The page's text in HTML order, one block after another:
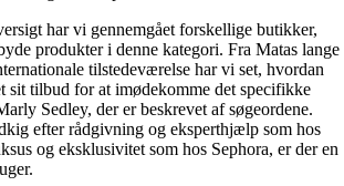
har vi gennemgået forskellige butikker,
produkter i denne kategori. Fra Matas lange
tilstedeværelse har vi set, hvordan
sit tilbud for at imødekomme det specifikke
Sedley, der er beskrevet af søgeordene.
efter rådgivning og eksperthjælp som hos
og eksklusivitet som hos Sephora, er der en